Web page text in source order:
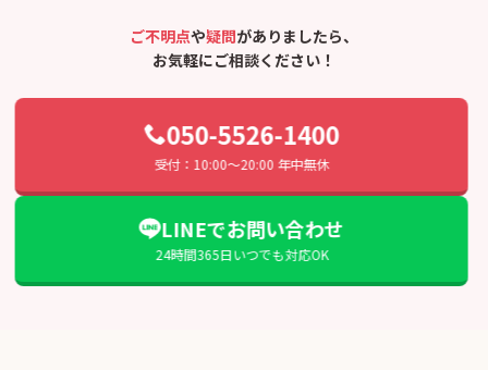
ご不明点や疑問がありましたら、
お気軽にご相談ください！
050-5526-1400
受付：10:00〜20:00 年中無休
LINEでお問い合わせ
24時間365日いつでも対応OK